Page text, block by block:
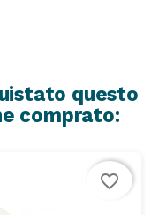
questo
comprato:
favorite_border